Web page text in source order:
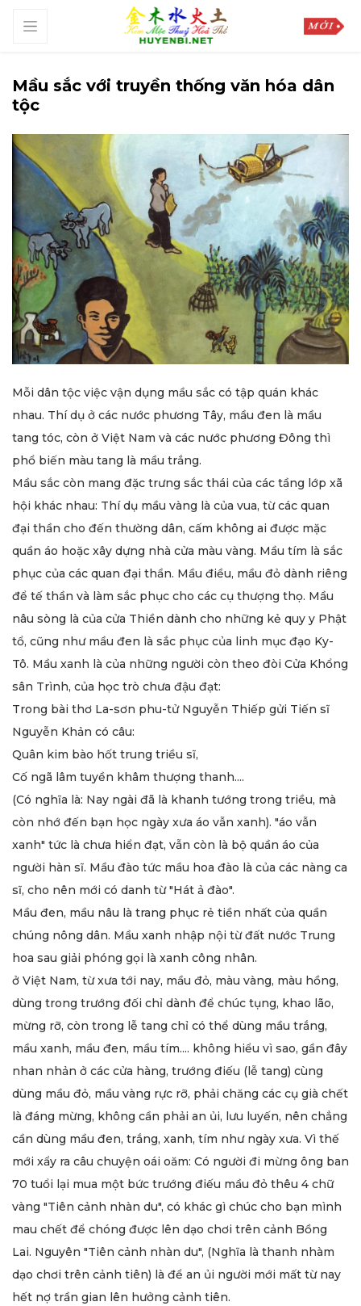
Mầu sắc với truyền thống văn hóa dân
tộc
Mỗi dân tộc việc vận dụng mầu sắc có tập quán khác
nhau. Thí dụ ở các nước phương Tây, mầu đen là mầu
tang tóc, còn ở Việt Nam và các nước phương Đông thì
phổ biến màu tang là mầu trắng.
Mầu sắc còn mang đặc trưng sắc thái của các tầng lớp xã
hội khác nhau: Thí dụ mầu vàng là của vua, từ các quan
đại thần cho đến thường dân, cấm không ai được mặc
quần áo hoặc xây dựng nhà cửa màu vàng. Mầu tím là sắc
phục của các quan đại thần. Mầu điều, mầu đỏ dành riêng
để tế thần và làm sắc phục cho các cụ thượng thọ. Mầu
nâu sòng là của cửa Thiền dành cho những kẻ quy y Phật
tổ, cũng như mầu đen là sắc phục của linh mục đạo Ky-
Tô. Mầu xanh là của những người còn theo đòi Cửa Khổng
sân Trình, của học trò chưa đậu đạt:
Trong bài thơ La-sơn phu-tử Nguyễn Thiếp gửi Tiến sĩ
Nguyễn Khản có câu:
Quân kim bào hốt trung triều sĩ,
Cố ngã lâm tuyền khâm thượng thanh....
(Có nghĩa là: Nay ngài đã là khanh tướng trong triều, mà
còn nhớ đến bạn học ngày xưa áo vẫn xanh). "áo vẫn
xanh" tức là chưa hiển đạt, vẫn còn là bộ quần áo của
người hàn sĩ. Mầu đào tức mầu hoa đào là của các nàng ca
sĩ, cho nên mới có danh từ "Hát ả đào".
Mầu đen, mầu nâu là trang phục rẻ tiền nhất của quần
chúng nông dân. Mầu xanh nhập nội từ đất nước Trung
hoa sau giải phóng gọi là xanh công nhân.
ở Việt Nam, từ xưa tới nay, mầu đỏ, màu vàng, màu hồng,
dùng trong trướng đối chỉ dành để chúc tụng, khao lão,
mừng rỡ, còn trong lễ tang chỉ có thể dùng mầu trắng,
mầu xanh, mầu đen, mầu tím.... không hiểu vì sao, gần đây
nhan nhản ở các cửa hàng, trướng điếu (lễ tang) cùng
dùng mầu đỏ, mầu vàng rực rỡ, phải chăng các cụ già chết
là đáng mừng, không cần phải an ủi, lưu luyến, nên chẳng
cần dùng mầu đen, trắng, xanh, tím như ngày xưa. Vì thế
mới xẩy ra câu chuyện oái oăm: Có người đi mừng ông ban
70 tuổi lại mua một bức trướng điếu mầu đỏ thêu 4 chữ
vàng "Tiên cảnh nhàn du", có khác gì chúc cho bạn mình
mau chết để chóng được lên dạo chơi trên cảnh Bồng
Lai. Nguyên "Tiên cảnh nhàn du", (Nghĩa là thanh nhàm
dạo chơi trên cảnh tiên) là để an ủi người mới mất từ nay
hết nợ trần gian lên hưởng cảnh tiên.